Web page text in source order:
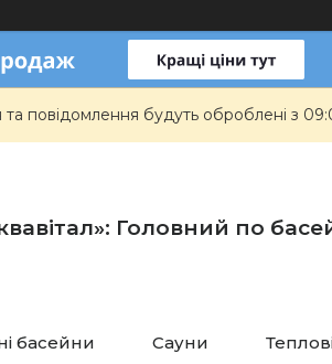
повідомлення будуть оброблені з
Головний по
басейни Сауни